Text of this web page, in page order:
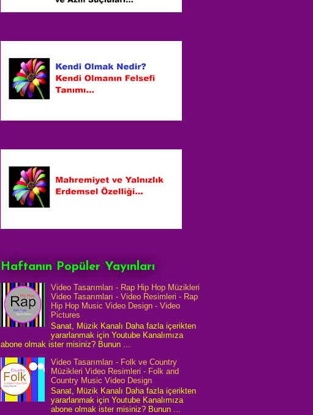
Haftanın Popüler Yayınları
Video Tasarımları - Rap Hip Hop Müzikleri
Video Tasarımları - Video Resimleri - Rap
Hip Hop Music Video Design - Video
Pictures
Sanat, Müzik Kanalı Daha fazla içerikten
yararlanmak için Youtube Kanalımıza
abone olmak ister misiniz? Bunun ...
Video Tasarımları - Folk ve Country
Müzikleri Video Resimleri - Folk and
Country Music Video Design
Sanat, Müzik Kanalı Daha fazla içerikten
yararlanmak için Youtube Kanalımıza
abone olmak ister misiniz? Bunun ...